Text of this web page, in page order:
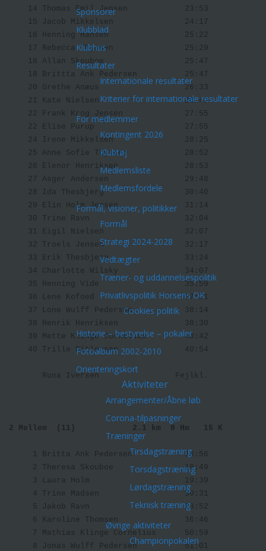
Sponsorer
Klubblad
Klubhus
Resultater
Internationale resultater
Kriterier for internationale resultater
For medlemmer
Kontingent 2026
Klubtøj
Medlemsliste
Medlemsfordele
Formål, visioner, politikker
Formål
Strategi 2024-2028
Vedtægter
Træner- og uddannelsespolitik
Privatlivspolitik Horsens OK
Cookies politik
Historie – bestyrelse – pokaler
Fotoalbum 2002-2010
Orienteringskort
Aktiviteter
Arrangementer/Åbne løb
Corona-tilpasninger
Træninger
Tirsdagstræning
Torsdagstræning
Lørdagstræning
Teknisk træning
Øvrige aktiviteter
Championpokalen
    14 Thomas Emil Jensen            23:53
    15 Jacob Mikkelsen               24:17
    16 Henning Hansen                25:22
    17 Rebecca Thyssen               25:29
    18 Allan Skouboe                 25:47
    18 Brittta Ank Pedersen          25:47
    20 Grethe Anæus                  26:33
    21 Kate Nielsen                  26:47
    22 Frank Krog Jensen             27:55
    22 Elise Purup                   27:55
    24 Irene Mikkelsen               28:25
    25 Anne Sofie Thyssen            28:52
    26 Elenor Henriksen              28:53
    27 Asger Andersen                29:48
    28 Ida Thesbjerg                 30:40
    29 Elin Holm Jensen              31:14
    30 Trine Ravn                    32:04
    31 Eigil Nielsen                 32:07
    32 Troels Jensen                 32:17
    33 Erik Thesbjerg                33:24
    34 Charlotte Wilsky              34:07
    35 Henning Vide                  35:59
    36 Lene Kofoed                   37:21
    37 Lone Wulff Pedersen           38:14
    38 Henrik Henriksen              38:30
    39 Mette Klinge Cornelius        40:42
    40 Trille Ditlevsen              40:54
       Runa Iversen                Fejlkl.
2 Mellem  (11) 2.1 km  0 Hm   15 K
     1 Britta Ank Pedersen           16:56
     2 Theresa Skouboe               18:49
     3 Laura Holm                    19:39
     4 Trine Madsen                  30:31
     5 Jakob Ravn                    33:52
     6 Karoline Thomsen              36:46
     7 Mathias Klinge Cornelius      50:59
     8 Jonas Wulff Pedersen          51:01